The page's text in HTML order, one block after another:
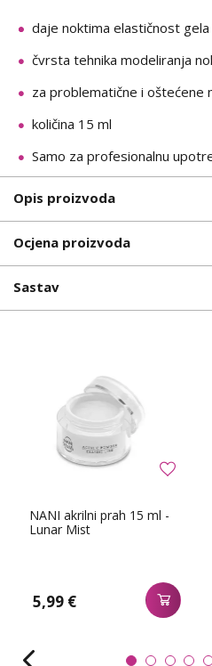
daje noktima elastičnost
čvrsta tehnika modeliranja
za problematične i oštećene
količina 15 ml
Samo za profesionalnu
Opis proizvoda
Ocjena proizvoda
Sastav
NANI akrilni prah 15 ml -
Lunar Mist
5,99 €